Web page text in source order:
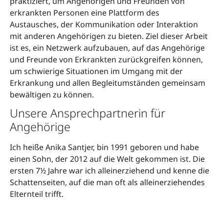
erkrankten Personen eine Plattform des
Austausches, der Kommunikation oder Interaktion
mit anderen Angehörigen zu bieten. Ziel dieser Arbeit
ist es, ein Netzwerk aufzubauen, auf das Angehörige
und Freunde von Erkrankten zurückgreifen können,
um schwierige Situationen im Umgang mit der
Erkrankung und allen Begleitumständen gemeinsam
bewältigen zu können.
Unsere Ansprechpartnerin für
Angehörige
Ich heiße Anika Santjer, bin 1991 geboren und habe
einen Sohn, der 2012 auf die Welt gekommen ist. Die
ersten 7½ Jahre war ich alleinerziehend und kenne die
Schattenseiten, auf die man oft als alleinerziehendes
Elternteil trifft.